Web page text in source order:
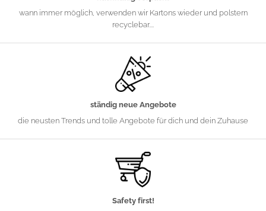
wann immer möglich, verwenden wir Kartons wieder und polstern
recyclebar....
ständig neue Angebote
die neusten Trends und tolle Angebote für dich und dein Zuhause
Safety first!